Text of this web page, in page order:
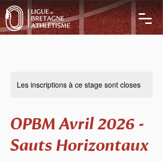
Les inscriptions à ce stage sont closes
OPBM Avril 2026 -
Sauts Horizontaux